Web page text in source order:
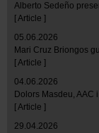
Alberto Sedeño
[ Article ]
05.06.2026
Mari Cruz Briongos
[ Article ]
04.06.2026
Dolors Masdeu, AAC
[ Article ]
29.04.2026